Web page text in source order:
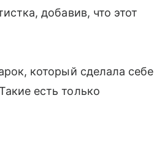
добавив, что этот
который сделала себе
есть только